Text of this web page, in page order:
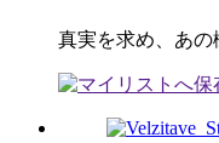
真実を求め、あの